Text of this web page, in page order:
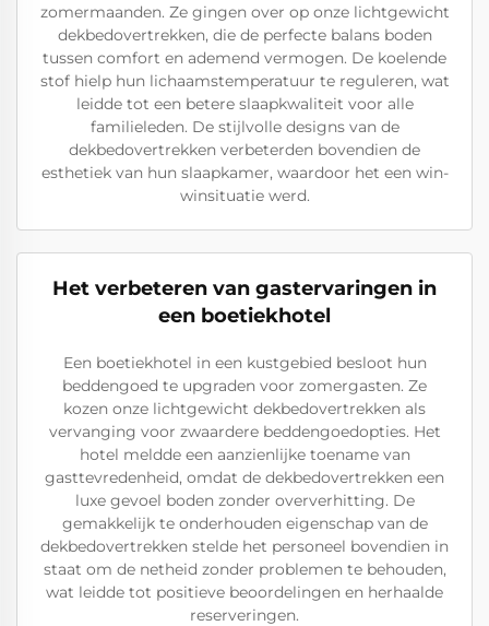
zomermaanden. Ze gingen over op onze lichtgewicht
dekbedovertrekken, die de perfecte balans boden
tussen comfort en ademend vermogen. De koelende
stof hielp hun lichaamstemperatuur te reguleren, wat
leidde tot een betere slaapkwaliteit voor alle
familieleden. De stijlvolle designs van de
dekbedovertrekken verbeterden bovendien de
esthetiek van hun slaapkamer, waardoor het een win-
winsituatie werd.
Het verbeteren van gastervaringen in
een boetiekhotel
Een boetiekhotel in een kustgebied besloot hun
beddengoed te upgraden voor zomergasten. Ze
kozen onze lichtgewicht dekbedovertrekken als
vervanging voor zwaardere beddengoedopties. Het
hotel meldde een aanzienlijke toename van
gasttevredenheid, omdat de dekbedovertrekken een
luxe gevoel boden zonder oververhitting. De
gemakkelijk te onderhouden eigenschap van de
dekbedovertrekken stelde het personeel bovendien in
staat om de netheid zonder problemen te behouden,
wat leidde tot positieve beoordelingen en herhaalde
reserveringen.